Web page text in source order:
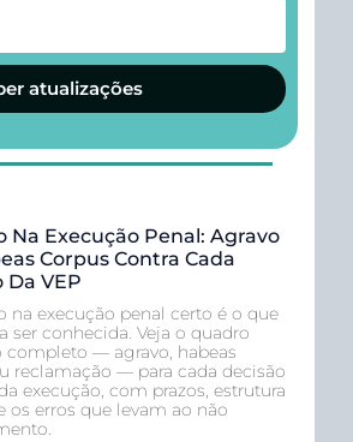
atualizações
Na Execução Penal: Agravo
Corpus Contra Cada
Da VEP
na execução penal certo é o que
ser conhecida. Veja o quadro
completo — agravo, habeas
reclamação — para cada decisão
execução, com prazos, estrutura
os erros que levam ao não